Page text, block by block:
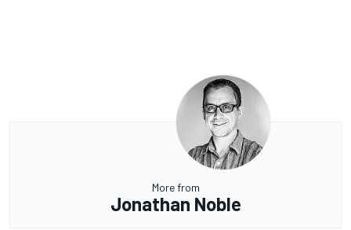
More from
Jonathan Noble